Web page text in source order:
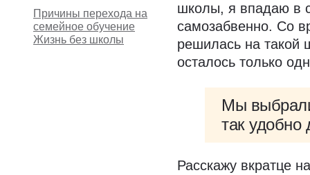
Причины перехода на
семейное обучение
Жизнь без школы
школы, я впадаю в
самозабвенно. Со
решилась на такой
осталось только
Мы
так
Расскажу вкратце